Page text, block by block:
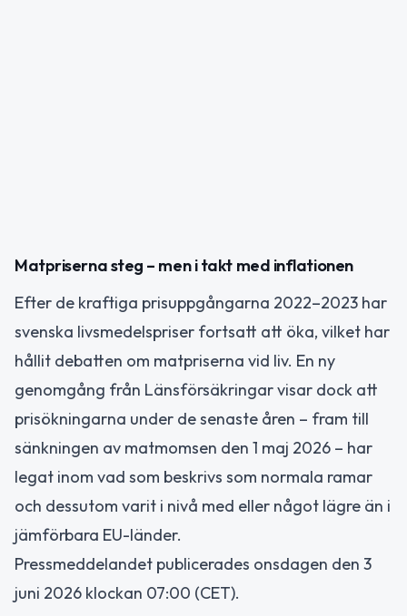
Matpriserna steg – men i takt med inflationen
Efter de kraftiga prisuppgångarna 2022–2023 har
svenska livsmedelspriser fortsatt att öka, vilket har
hållit debatten om matpriserna vid liv. En ny
genomgång från Länsförsäkringar visar dock att
prisökningarna under de senaste åren – fram till
sänkningen av matmomsen den 1 maj 2026 – har
legat inom vad som beskrivs som normala ramar
och dessutom varit i nivå med eller något lägre än i
jämförbara EU-länder.
Pressmeddelandet publicerades onsdagen den 3
juni 2026 klockan 07:00 (CET).